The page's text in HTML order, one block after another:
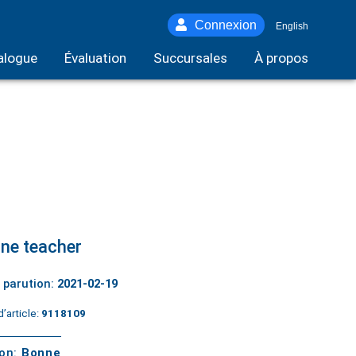
Connexion English
Évaluation Succursales À propos
teacher
parution: 2021-02-19
9118109
Bonne